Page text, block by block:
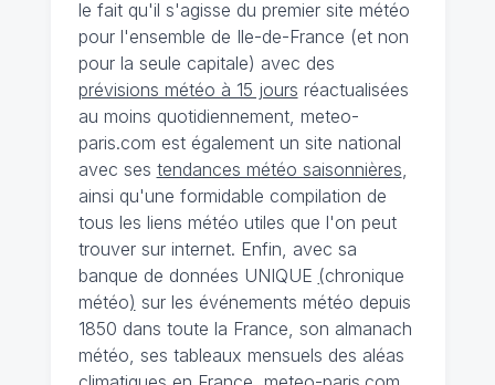
le fait qu'il s'agisse du premier site météo
pour l'ensemble de Ile-de-France (et non
pour la seule capitale) avec des
prévisions météo à 15 jours réactualisées
au moins quotidiennement, meteo-
paris.com est également un site national
avec ses tendances météo saisonnières,
ainsi qu'une formidable compilation de
tous les liens météo utiles que l'on peut
trouver sur internet. Enfin, avec sa
banque de données UNIQUE (chronique
météo) sur les événements météo depuis
1850 dans toute la France, son almanach
météo, ses tableaux mensuels des aléas